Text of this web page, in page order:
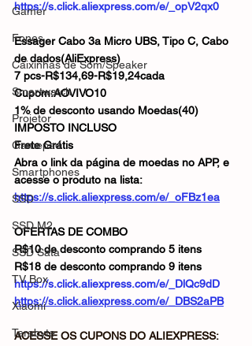
Gamer
Fones
Caixinhas de Som/Speaker
Smartwatch
Projetor
Gamepad
Smartphones
SSD
SSD M2
SSD Sata
TV Box
Xiaomi
Terabyte
https://s.click.aliexpress.com/e/_opV2qx0
Essager Cabo 3a Micro UBS, Tipo C, Cabo
de dados(AliExpress)
7 pcs-R$134,69-R$19,24cada
Cupom:AOVIVO10
1% de desconto usando Moedas(40)
IMPOSTO INCLUSO
Frete Grátis
Abra o link da página de moedas no APP, e
acesse o produto na lista:
https://s.click.aliexpress.com/e/_oFBz1ea
OFERTAS DE COMBO
R$10 de desconto comprando 5 itens
R$18 de desconto comprando 9 itens
https://s.click.aliexpress.com/e/_DlQc9dD
https://s.click.aliexpress.com/e/_DBS2aPB
ACESSE OS CUPONS DO ALIEXPRESS: